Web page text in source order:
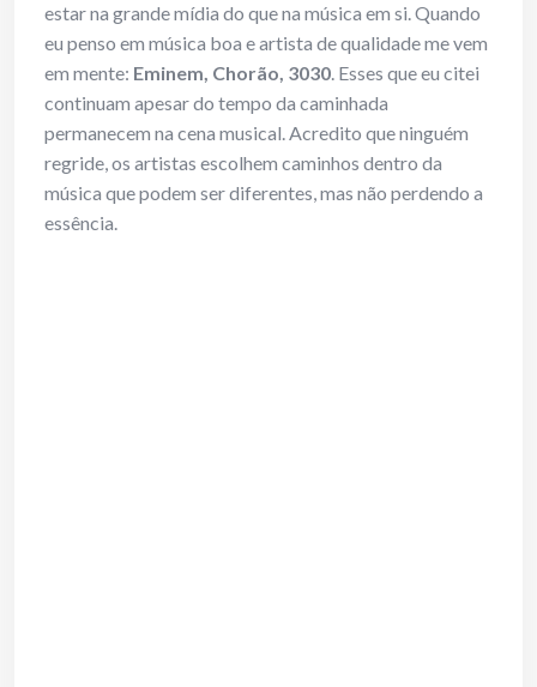
estar na grande mídia do que na música em si. Quando
eu penso em música boa e artista de qualidade me vem
em mente: Eminem, Chorão, 3030. Esses que eu citei
continuam apesar do tempo da caminhada
permanecem na cena musical. Acredito que ninguém
regride, os artistas escolhem caminhos dentro da
música que podem ser diferentes, mas não perdendo a
essência.